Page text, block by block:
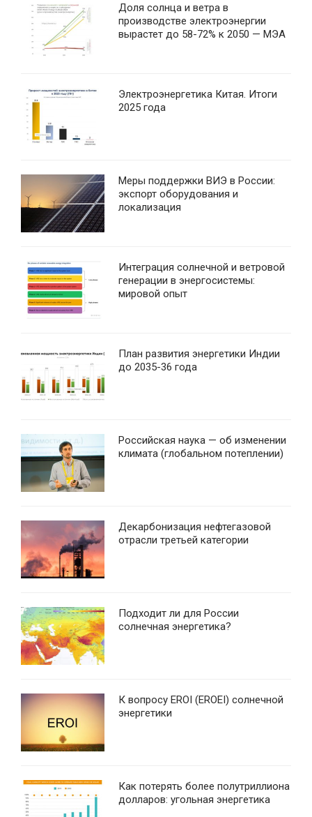
Доля солнца и ветра в
производстве электроэнергии
вырастет до 58-72% к 2050 — МЭА
Электроэнергетика Китая. Итоги
2025 года
Меры поддержки ВИЭ в России:
экспорт оборудования и
локализация
Интеграция солнечной и ветровой
генерации в энергосистемы:
мировой опыт
План развития энергетики Индии
до 2035-36 года
Российская наука — об изменении
климата (глобальном потеплении)
Декарбонизация нефтегазовой
отрасли третьей категории
Подходит ли для России
солнечная энергетика?
К вопросу EROI (EROEI) солнечной
энергетики
Как потерять более полутриллиона
долларов: угольная энергетика